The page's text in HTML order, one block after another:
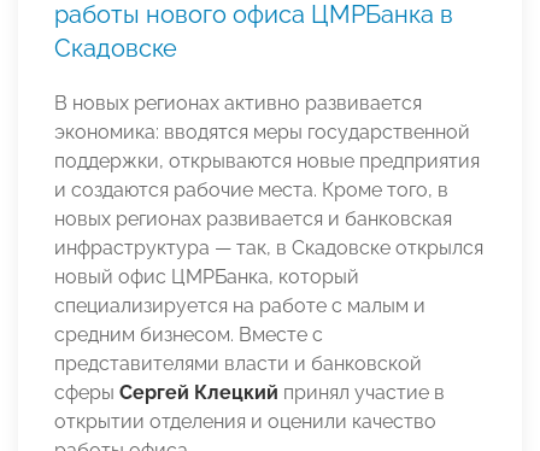
работы нового офиса ЦМРБанка в
Скадовске
В новых регионах активно развивается
экономика: вводятся меры государственной
поддержки, открываются новые предприятия
и создаются рабочие места. Кроме того, в
новых регионах развивается и банковская
инфраструктура — так, в Скадовске открылся
новый офис ЦМРБанка, который
специализируется на работе с малым и
средним бизнесом. Вместе с
представителями власти и банковской
сферы Сергей Клецкий принял участие в
открытии отделения и оценили качество